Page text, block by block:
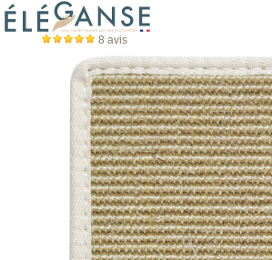
8 avis